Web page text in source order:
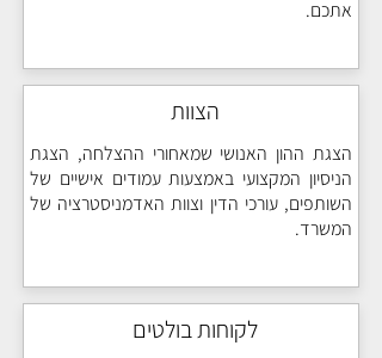
שוטף של האתר.
אתכם.
הצוות
הצגת ההון האנושי שמאחורי ההצלחה, הצגת
הניסיון המקצועי באמצעות עמודים אישיים של
השותפים, עורכי הדין וצוות האדמניסטרציה של
המשרד.
לקוחות בולטים